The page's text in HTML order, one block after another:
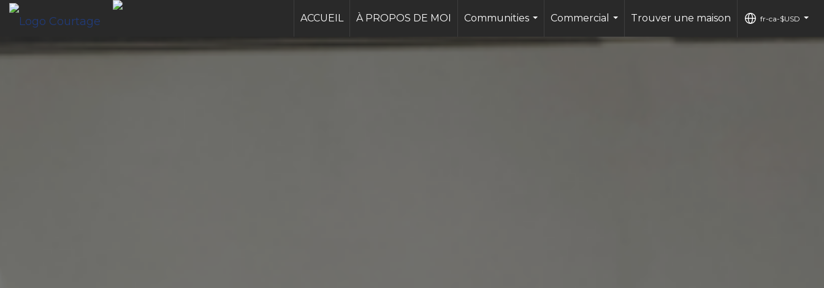
ACCUEIL À PROPOS DE MOI
Communities
Commercial
...
Trouver une maison
fr-ca-$USD
...